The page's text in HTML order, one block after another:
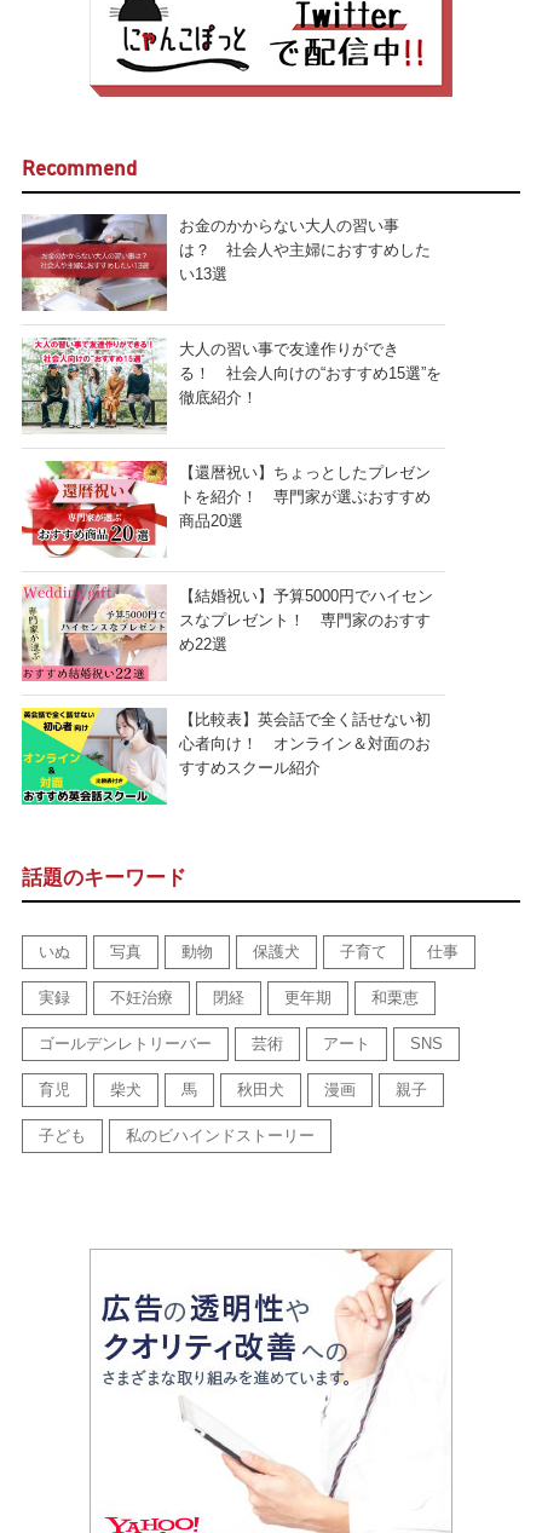
Recommend
お金のかからない大人の習い事
は？ 社会人や主婦におすすめした
い13選
大人の習い事で友達作りができ
る！ 社会人向けの“おすすめ15選”を
徹底紹介！
【還暦祝い】ちょっとしたプレゼン
トを紹介！ 専門家が選ぶおすすめ
商品20選
【結婚祝い】予算5000円でハイセン
スなプレゼント！ 専門家のおすす
め22選
【比較表】英会話で全く話せない初
心者向け！ オンライン＆対面のお
すすめスクール紹介
話題のキーワード
いぬ 写真 動物 保護犬 子育て 仕事
実録 不妊治療 閉経 更年期 和栗恵
ゴールデンレトリーバー 芸術 アート SNS
育児 柴犬 馬 秋田犬 漫画 親子
子ども 私のビハインドストーリー